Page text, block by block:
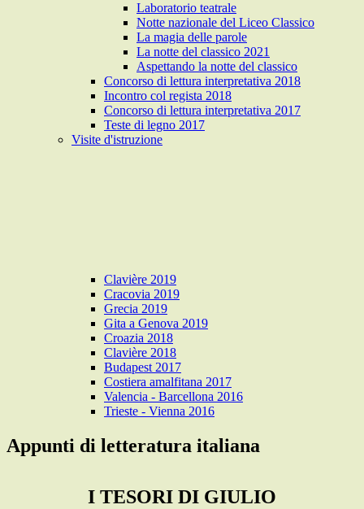
Laboratorio teatrale
Notte nazionale del Liceo Classico
La magia delle parole
La notte del classico 2021
Aspettando la notte del classico
Concorso di lettura interpretativa 2018
Incontro col regista 2018
Concorso di lettura interpretativa 2017
Teste di legno 2017
Visite d'istruzione
Clavière 2019
Cracovia 2019
Grecia 2019
Gita a Genova 2019
Croazia 2018
Clavière 2018
Budapest 2017
Costiera amalfitana 2017
Valencia - Barcellona 2016
Trieste - Vienna 2016
Appunti di letteratura italiana
I TESORI DI GIULIO